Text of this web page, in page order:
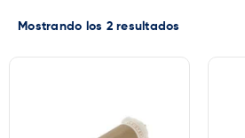
Mostrando los 2 resultados